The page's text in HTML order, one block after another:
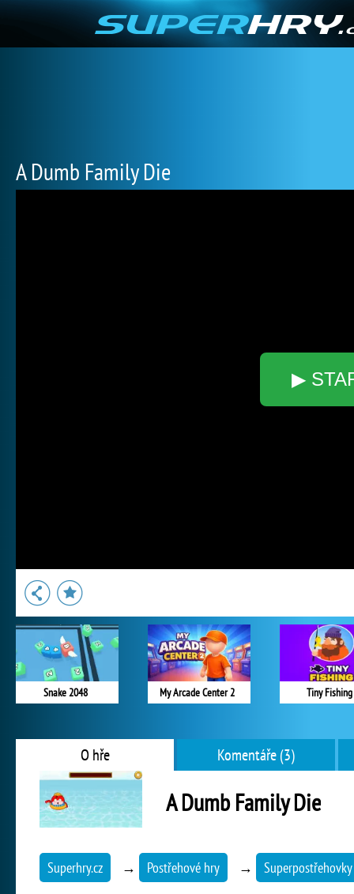
A Dumb Family Die
▶
Snake 2048 My Arcade Center 2 Tiny Fishing
O hře Komentáře (3)
A Dumb Family Die
Superhry.cz → Postřehové hry → Superpostřehovky